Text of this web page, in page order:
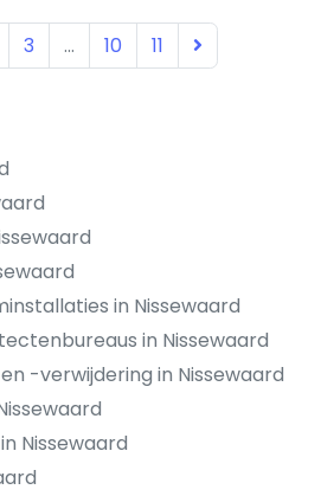
in Nissewaard
in Nissewaard
-verwijdering in Nissewaard
Nissewaard
3 ... 10 11